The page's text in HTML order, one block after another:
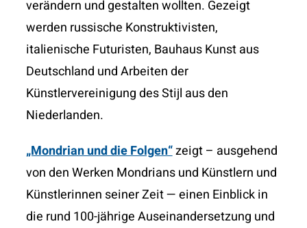
verändern und gestalten wollten. Gezeigt
werden russische Konstruktivisten,
italienische Futuristen, Bauhaus Kunst aus
Deutschland und Arbeiten der
Künstlervereinigung des Stijl aus den
Niederlanden.
„Mondrian und die Folgen“zeigt – ausgehend
von denWerken Mondrians und Künstlern und
Künstlerinnen seiner Zeit —einen Einblick in
die rund 100-jährigeAuseinandersetzung und